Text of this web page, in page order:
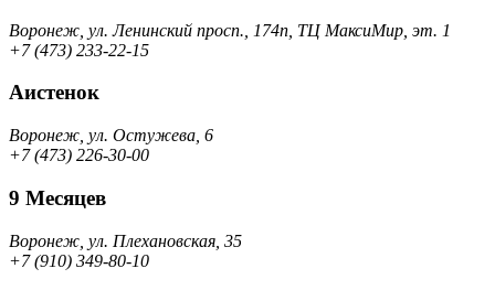
Воронеж, ул. Ленинский просп., 174п, ТЦ МаксиМир, эт. 1
+7 (473) 233-22-15
Аистенок
Воронеж, ул. Остужева, 6
+7 (473) 226-30-00
9 Месяцев
Воронеж, ул. Плехановская, 35
+7 (910) 349-80-10